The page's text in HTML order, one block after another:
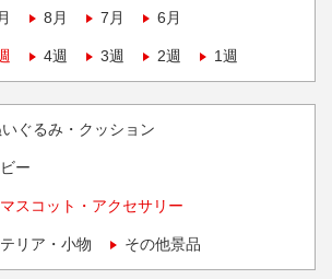
8月 7月 6月
4週 3週 2週 1週
ぐるみ・クッション
ー
スコット・アクセサリー
リア・小物 その他景品